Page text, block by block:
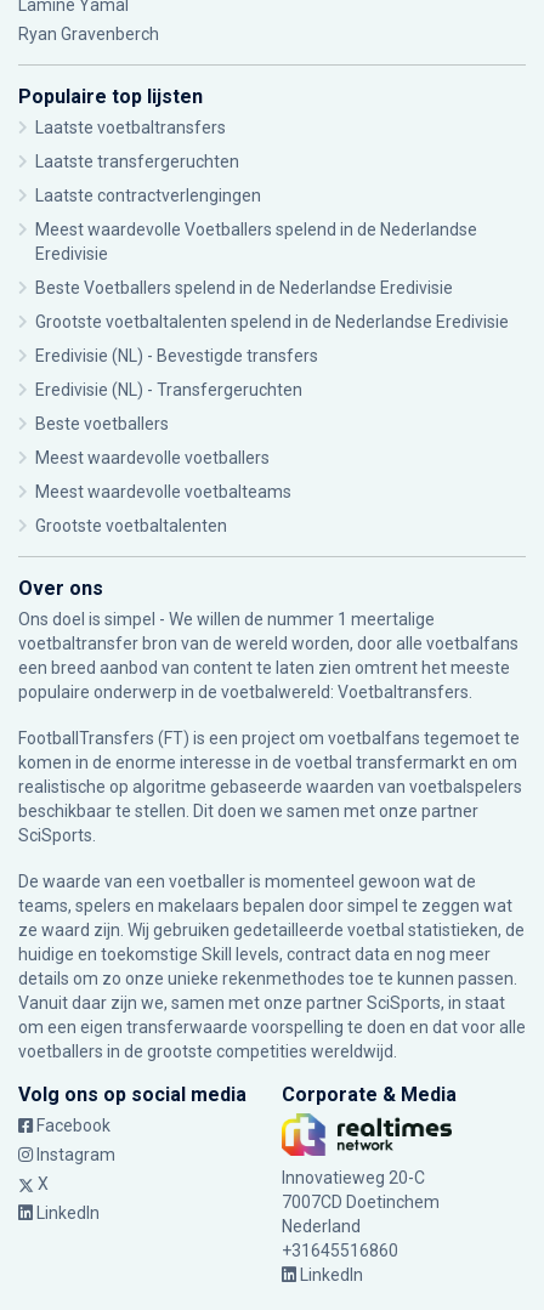
Lamine Yamal
Ryan Gravenberch
Populaire top lijsten
Laatste voetbaltransfers
Laatste transfergeruchten
Laatste contractverlengingen
Meest waardevolle Voetballers spelend in de Nederlandse
Eredivisie
Beste Voetballers spelend in de Nederlandse Eredivisie
Grootste voetbaltalenten spelend in de Nederlandse Eredivisie
Eredivisie (NL) - Bevestigde transfers
Eredivisie (NL) - Transfergeruchten
Beste voetballers
Meest waardevolle voetballers
Meest waardevolle voetbalteams
Grootste voetbaltalenten
Over ons
Ons doel is simpel - We willen de nummer 1 meertalige
voetbaltransfer bron van de wereld worden, door alle voetbalfans
een breed aanbod van content te laten zien omtrent het meeste
populaire onderwerp in de voetbalwereld: Voetbaltransfers.
FootballTransfers (FT) is een project om voetbalfans tegemoet te
komen in de enorme interesse in de voetbal transfermarkt en om
realistische op algoritme gebaseerde waarden van voetbalspelers
beschikbaar te stellen. Dit doen we samen met onze partner
SciSports
De waarde van een voetballer is momenteel gewoon wat de
teams, spelers en makelaars bepalen door simpel te zeggen wat
ze waard zijn. Wij gebruiken gedetailleerde voetbal statistieken, de
huidige en toekomstige Skill levels, contract data en nog meer
details om zo onze unieke rekenmethodes toe te kunnen passen.
Vanuit daar zijn we, samen met onze partner SciSports, in staat
om een eigen transferwaarde voorspelling te doen en dat voor alle
voetballers in de grootste competities wereldwijd.
Volg ons op social media
Facebook
Instagram
X
LinkedIn
Corporate & Media
Innovatieweg 20-C
7007CD Doetinchem
Nederland
+31645516860
LinkedIn